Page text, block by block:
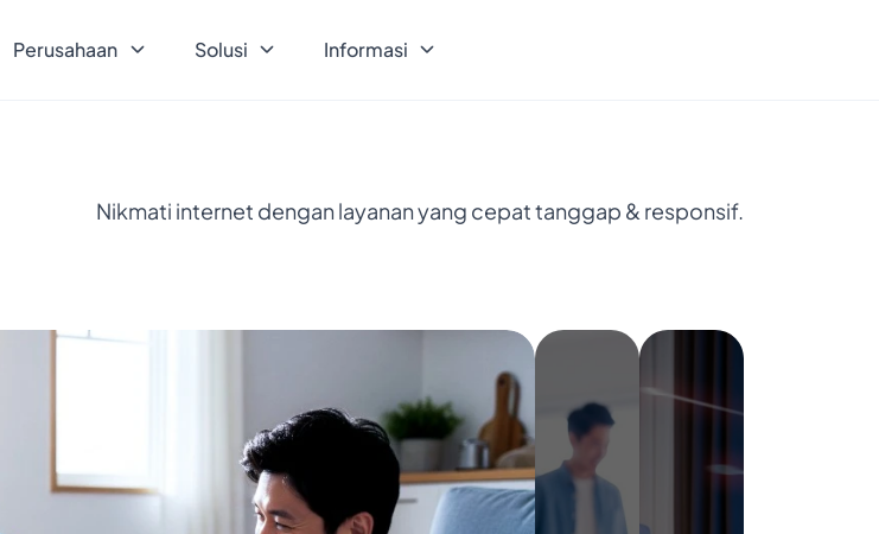
Perusahaan Solusi Informasi
Nikmati internet dengan layanan yang cepat tanggap & responsif.